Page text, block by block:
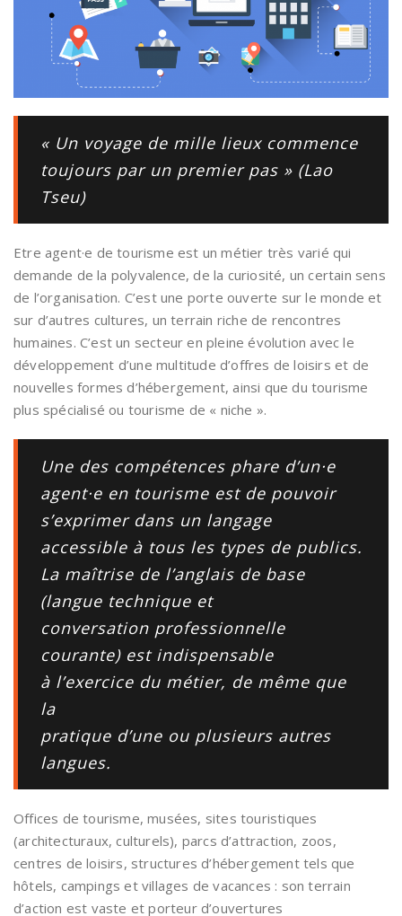
« Un voyage de mille lieux commence
toujours par un premier pas » (Lao
Tseu)
Etre agent·e de tourisme est un métier très varié qui
demande de la polyvalence, de la curiosité, un certain sens
de l’organisation. C’est une porte ouverte sur le monde et
sur d’autres cultures, un terrain riche de rencontres
humaines. C’est un secteur en pleine évolution avec le
développement d’une multitude d’offres de loisirs et de
nouvelles formes d’hébergement, ainsi que du tourisme
plus spécialisé ou tourisme de « niche ».
Une des compétences phare d’un·e
agent·e en tourisme est de pouvoir
s’exprimer dans un langage
accessible à tous les types de publics.
La maîtrise de l’anglais de base
(langue technique et
conversation professionnelle
courante) est indispensable
à l’exercice du métier, de même que
la
pratique d’une ou plusieurs autres
langues.
Offices de tourisme, musées, sites touristiques
(architecturaux, culturels), parcs d’attraction, zoos,
centres de loisirs, structures d’hébergement tels que
hôtels, campings et villages de vacances : son terrain
d’action est vaste et porteur d’ouvertures